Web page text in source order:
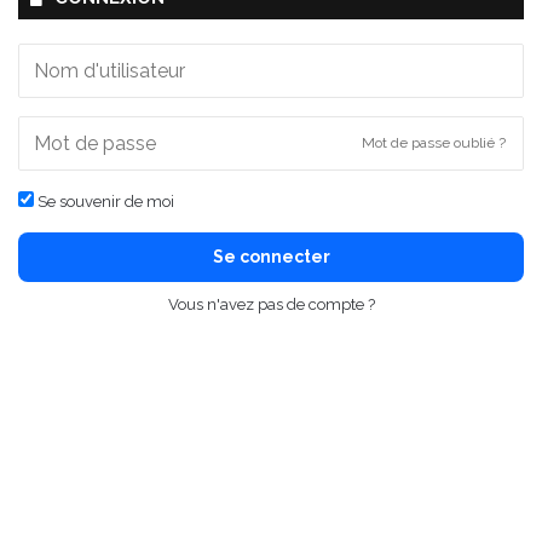
Mot de passe oublié ?
Se souvenir de moi
Se connecter
Vous n'avez pas de compte ?